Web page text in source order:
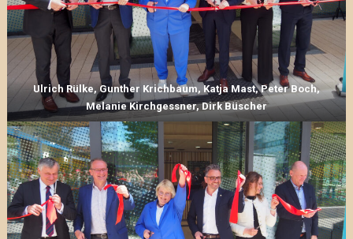
Ulrich Rülke, Gunther Krichbaum, Katja Mast, Peter Boch,
Melanie Kirchgessner, Dirk Büscher